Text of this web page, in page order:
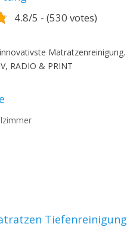
4.8/5 - (530 votes)
Matratzenreinigung.
RADIO & PRINT
Tiefenreinigung